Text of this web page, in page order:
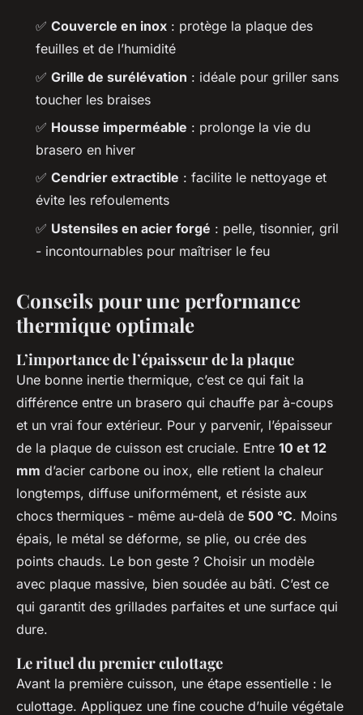
✅ Couvercle en inox : protège la plaque des
feuilles et de l’humidité
✅ Grille de surélévation : idéale pour griller sans
toucher les braises
✅ Housse imperméable : prolonge la vie du
brasero en hiver
✅ Cendrier extractible : facilite le nettoyage et
évite les refoulements
✅ Ustensiles en acier forgé : pelle, tisonnier, gril
- incontournables pour maîtriser le feu
Conseils pour une performance
thermique optimale
L’importance de l’épaisseur de la plaque
Une bonne inertie thermique, c’est ce qui fait la
différence entre un brasero qui chauffe par à-coups
et un vrai four extérieur. Pour y parvenir, l’épaisseur
de la plaque de cuisson est cruciale. Entre 10 et 12
mm d’acier carbone ou inox, elle retient la chaleur
longtemps, diffuse uniformément, et résiste aux
chocs thermiques - même au-delà de 500 °C. Moins
épais, le métal se déforme, se plie, ou crée des
points chauds. Le bon geste ? Choisir un modèle
avec plaque massive, bien soudée au bâti. C’est ce
qui garantit des grillades parfaites et une surface qui
dure.
Le rituel du premier culottage
Avant la première cuisson, une étape essentielle : le
culottage. Appliquez une fine couche d’huile végétale